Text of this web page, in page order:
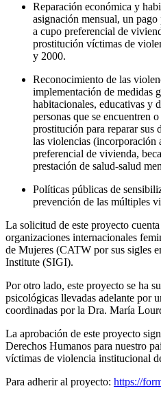
Reparación económica y
asignación mensual, un
a cupo preferencial de
prostitución víctimas de
y 2000.
Reconocimiento de las
implementación de medidas
habitacionales, educativas y
personas que se encuentren
prostitución para reparar sus
las violencias (incorporación
preferencial de vivienda,
prestación de salud-salud
Políticas públicas de
prevención de las múltiples
La solicitud de este proyecto
organizaciones internacionales
de Mujeres (CATW por sus sigles
Institute (SIGI).
Por otro lado, este proyecto se ha
psicológicas llevadas adelante por
coordinadas por la Dra. María
La aprobación de este proyecto
Derechos Humanos para nuestro
víctimas de violencia institucional
Para adherir al proyecto: https://